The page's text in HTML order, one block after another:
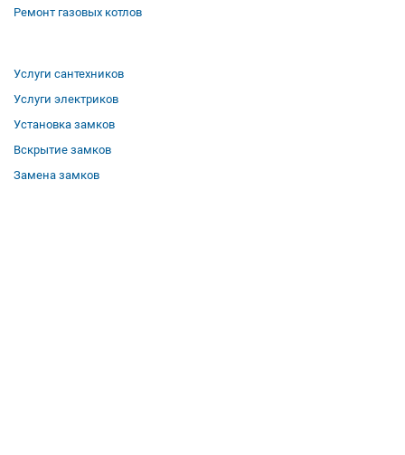
Ремонт газовых котлов
Услуги сантехников
Услуги электриков
Установка замков
Вскрытие замков
Замена замков